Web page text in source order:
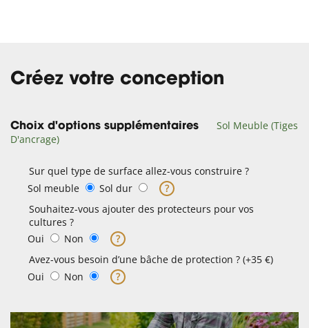
Créez votre conception
Choix d'options supplémentaires
Sol Meuble (Tiges
D'ancrage)
Sur quel type de surface allez-vous construire ?
Sol meuble
Sol dur
?
Souhaitez-vous ajouter des protecteurs pour vos
cultures ?
Oui
Non
?
Avez-vous besoin d’une bâche de protection ? (+35 €)
Oui
Non ?